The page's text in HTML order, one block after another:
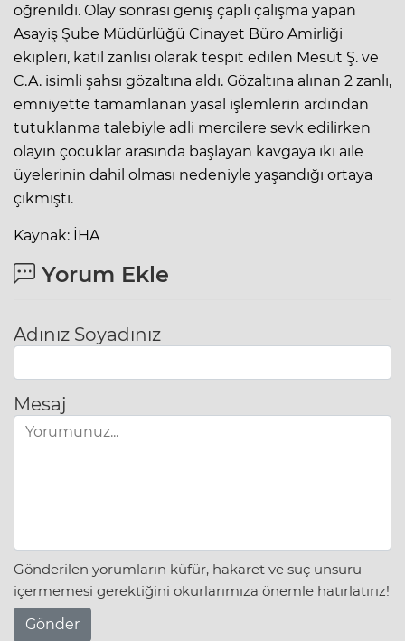
öğrenildi. Olay sonrası geniş çaplı çalışma yapan
Asayiş Şube Müdürlüğü Cinayet Büro Amirliği
ekipleri, katil zanlısı olarak tespit edilen Mesut Ş. ve
C.A. isimli şahsı gözaltına aldı. Gözaltına alınan 2 zanlı,
emniyette tamamlanan yasal işlemlerin ardından
tutuklanma talebiyle adli mercilere sevk edilirken
olayın çocuklar arasında başlayan kavgaya iki aile
üyelerinin dahil olması nedeniyle yaşandığı ortaya
çıkmıştı.
Kaynak: İHA
Yorum Ekle
Adınız Soyadınız
Mesaj
Gönderilen yorumların küfür, hakaret ve suç unsuru
içermemesi gerektiğini okurlarımıza önemle hatırlatırız!
Gönder